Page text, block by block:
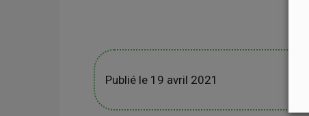
Publié le 19 avril 2021